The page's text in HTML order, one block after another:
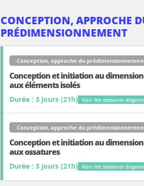
CONCEPTION, APPROCHE
PRÉDIMENSIONNEMENT
Conception, approche du
Conception et initiation au
aux éléments isolés
Durée : 3 jours (21h) Voir les sessions
Conception, approche du
Conception et initiation au
aux ossatures
Durée : 3 jours (21h) Voir les sessions